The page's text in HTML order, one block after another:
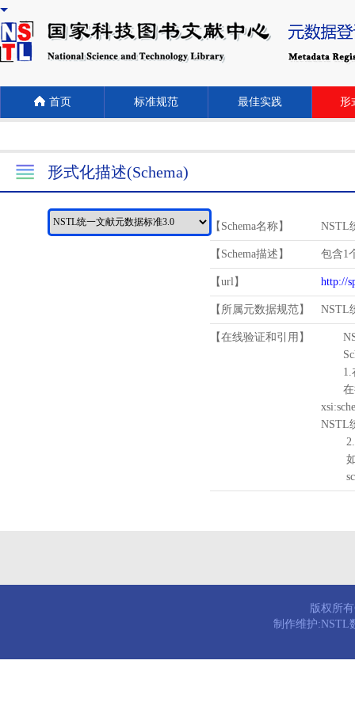
首页 标准规范 最佳实践 形
形式化描述(Schema)
【Schema名称】 NSTL
【Schema描述】 包含1
【url】 http://
【所属元数据规范】 NSTL
【在线验证和引用】
1.
在待
NSTL
2.
如需
版权所
制作维护:NSTL